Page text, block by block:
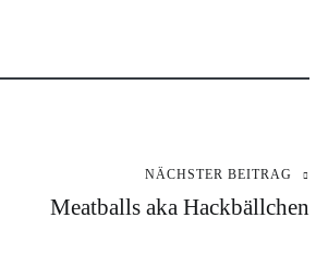
NÄCHSTER BEITRAG
Meatballs aka Hackbällchen